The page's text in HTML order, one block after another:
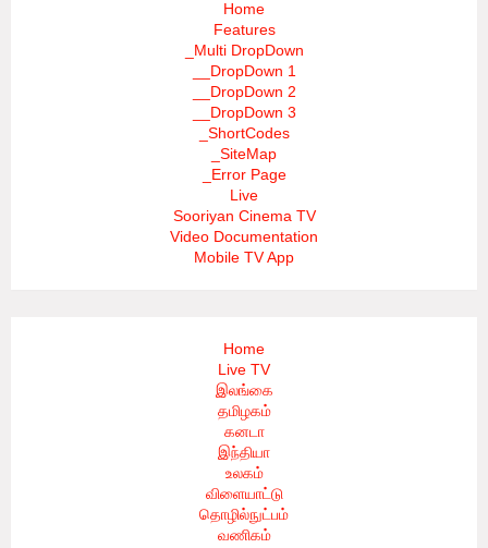
Home
Features
_Multi DropDown
__DropDown 1
__DropDown 2
__DropDown 3
_ShortCodes
_SiteMap
_Error Page
Live
Sooriyan Cinema TV
Video Documentation
Mobile TV App
Home
Live TV
இலங்கை
தமிழகம்
கனடா
இந்தியா
உலகம்
விளையாட்டு
தொழில்நுட்பம்
வணிகம்